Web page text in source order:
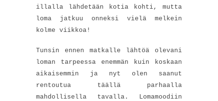
illalla lähdetään kotia kohti, mutta
loma jatkuu onneksi vielä melkein
kolme viikkoa!
Tunsin ennen matkalle lähtöä olevani
loman tarpeessa enemmän kuin koskaan
aikaisemmin ja nyt olen saanut
rentoutua täällä parhaalla
mahdollisella tavalla. Lomamoodiin